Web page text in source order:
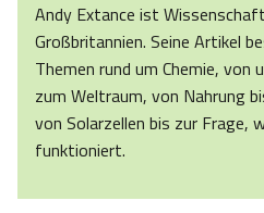
Andy Extance ist
Großbritannien. Seine Artikel
Themen rund um Chemie, von
zum Weltraum, von Nahrung
von Solarzellen bis zur Frage,
funktioniert.